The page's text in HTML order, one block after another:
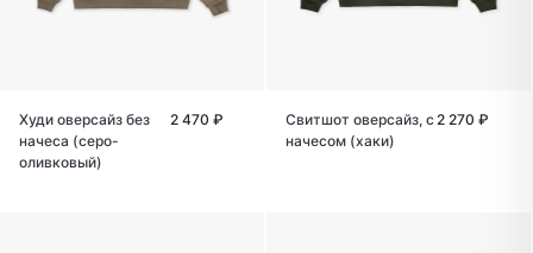
Худи оверсайз без
начеса (серо-
оливковый)
2 470 ₽
Свитшот оверсайз, с
начесом (хаки)
2 270 ₽